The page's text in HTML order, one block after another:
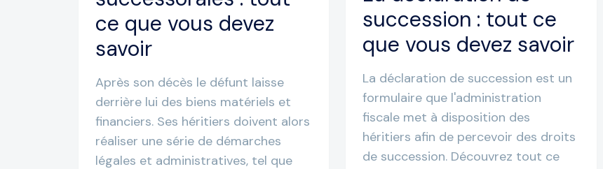
ce que vous devez
savoir
Après son décès le défunt laisse
derrière lui des biens matériels et
financiers. Ses héritiers doivent alors
réaliser une série de démarches
légales et administratives, tel que
succession : tout ce
que vous devez savoir
La déclaration de succession est un
formulaire que l'administration
fiscale met à disposition des
héritiers afin de percevoir des droits
de succession. Découvrez tout ce